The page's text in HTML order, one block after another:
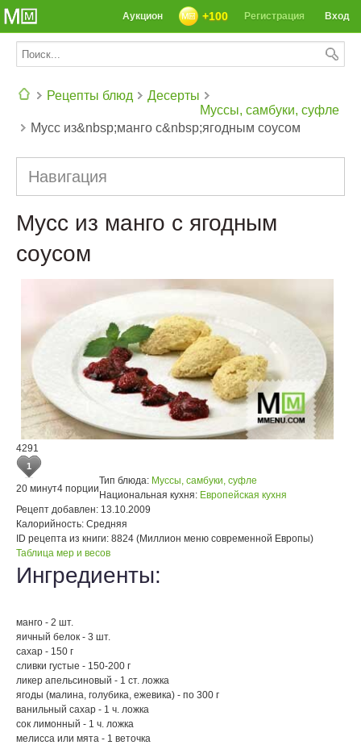
СЕГОДНЯ: 39142 РЕЦЕПТА
Вход
Регистрация
+100
Аукцион
Рецепты блюд
Десерты
Муссы, самбуки, суфле
Мусс из&nbsp;манго с&nbsp;ягодным соусом
Навигация
Мусс из манго с ягодным
соусом
4291
1
20 минут4 порции
Тип блюда: Муссы, самбуки, суфле
Национальная кухня: Европейская кухня
Рецепт добавлен: 13.10.2009
Калорийность: Средняя
ID рецепта из книги: 8824 (Миллион меню современной Европы)
Таблица мер и весов
Ингредиенты:
манго - 2 шт.
яичный белок - 3 шт.
сахар - 150 г
сливки густые - 150-200 г
ликер апельсиновый - 1 ст. ложка
ягоды (малина, голубика, ежевика) - по 300 г
ванильный сахар - 1 ч. ложка
сок лимонный - 1 ч. ложка
мелисса или мята - 1 веточка